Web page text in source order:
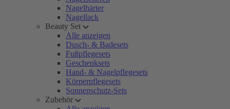
Nagelhärter
Nagellack
Beauty Set
Alle anzeigen
Dusch- & Badesets
Fußpflegesets
Geschenksets
Hand- & Nagelpflegesets
Körperpflegesets
Sonnenschutz-Sets
Zubehör